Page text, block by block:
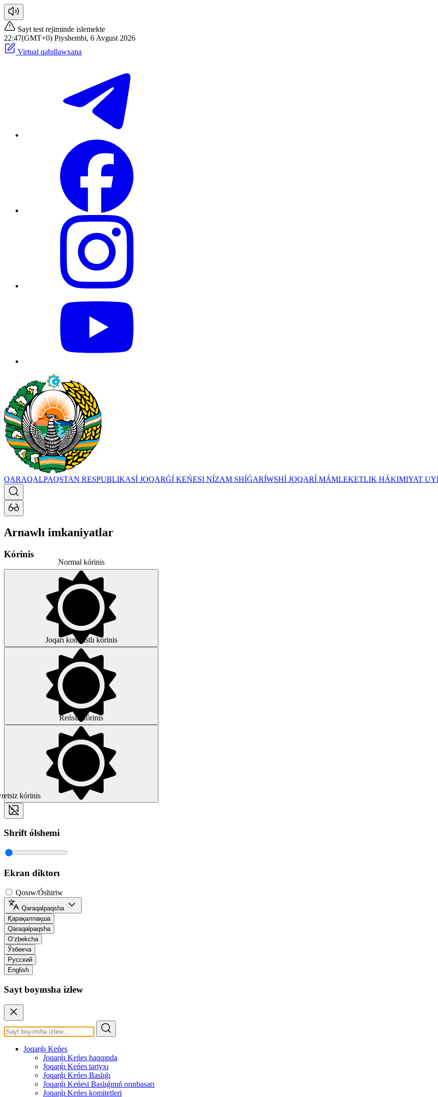
Sayt test rejiminde islemekte
22:47(GMT+0) Piyshembi, 6 Avgust 2026
Virtual qabıllawxana
QARAQALPAQSTAN RESPUBLIKASÍ JOQARǴÍ KEŃESI NÍZAM SHÍǴARÍWSHÍ JOQARÍ MÁMLEKETLIK HÁKIMIYAT
Arnawlı imkaniyatlar
Kórinis
Normal kórinis
Joqarı kontrastlı kórinis
Reńsiz kórinis
kórinis
Shrift ólshemi
Ekran diktorı
Qosıw/Óshiriw
Qaraqalpaqsha
Қарақалпақша
Qaraqalpaqsha
O‘zbekcha
Ўзбекча
Русский
English
Sayt boyınsha izlew
Joqarǵı Keńes
Joqarǵı Keńes haqqında
Joqarǵı Keńes tariyxı
Joqarǵı Keńes Baslıǵı
Joqarǵı Keńesi Baslıǵınıń orınbasarı
Joqarǵı Keńes komitetleri